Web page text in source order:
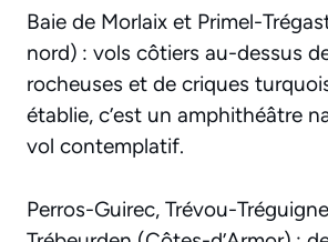
Baie de Morlaix et Primel-
nord) : vols côtiers au-dessus
rocheuses et de criques
établie, c’est un amphithéâtre
vol contemplatif.
Perros-Guirec, Trévou-